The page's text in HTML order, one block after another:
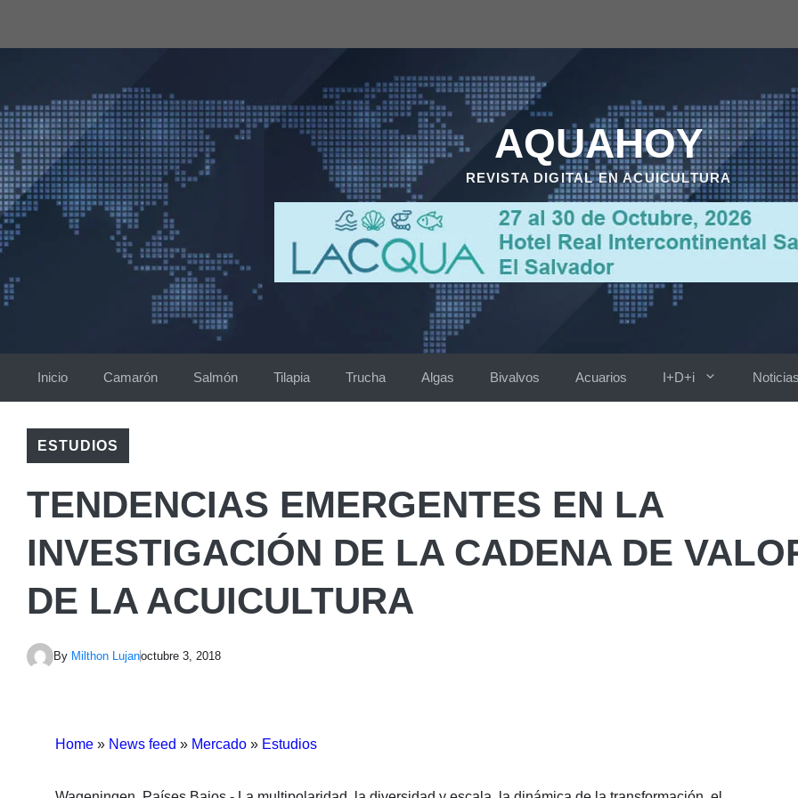
AQUAHOY
REVISTA DIGITAL EN ACUICULTURA
Inicio Camarón Salmón Tilapia Trucha Algas Bivalvos Acuarios I+D+i
ESTUDIOS
TENDENCIAS EMERGENTES EN LA
INVESTIGACIÓN DE LA CADENA DE
DE LA ACUICULTURA
By Milthon Lujanoctubre 3, 2018
Home » News feed » Mercado » Estudios